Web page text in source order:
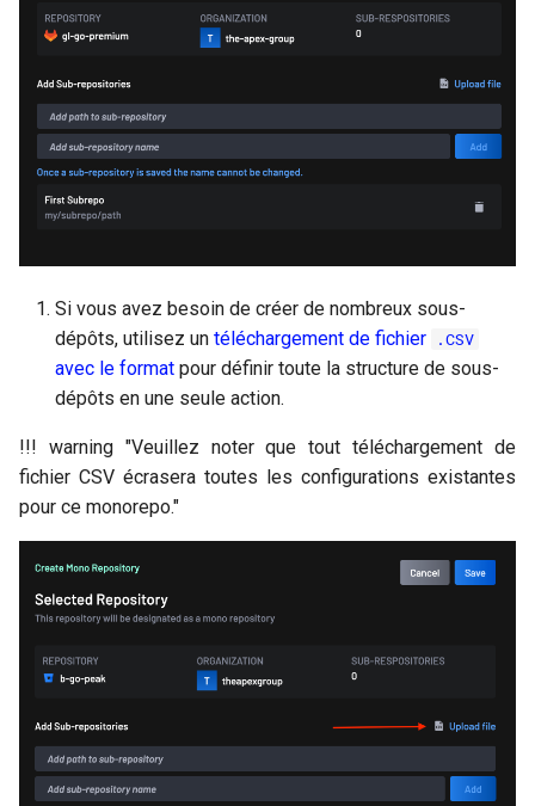
Si vous avez besoin de créer de nombreux sous-
dépôts, utilisez un téléchargement de fichier .CSV
avec le format pour définir toute la structure de sous-
dépôts en une seule action.
!!! warning "Veuillez noter que tout téléchargement de
fichier CSV écrasera toutes les configurations existantes
pour ce monorepo."